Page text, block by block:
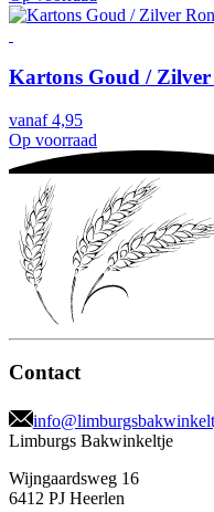
Kartons Goud / Zilver
vanaf4,95
Op voorraad
Contact
Limburgs Bakwinkeltje
Wijngaardsweg 16
6412 PJ Heerlen